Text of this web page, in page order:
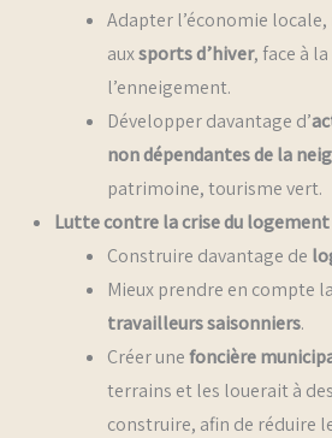
Adapter l’économie
auxsports d’hiver, face à
l’enneigement.
Développer davantage d’
non dépendantes de la
patrimoine, tourisme vert.
Lutte contre la crise du logement
Construire davantage de
Mieux prendre en compte
travailleurs saisonniers.
Créer unefoncière
terrains et les louerait à
construire, afin de réduire